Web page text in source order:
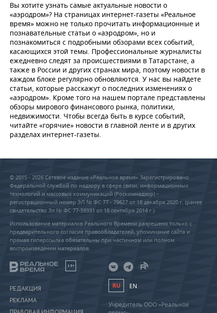
Вы хотите узнать самые актуальные новости о
«аэродром»? На страницах интернет-газеты «Реальное
время» можно не только прочитать информационные и
познавательные статьи о «аэродром», но и
познакомиться с подробными обзорами всех событий,
касающихся этой темы. Профессиональные журналисты
ежедневно следят за происшествиями в Татарстане, а
также в России и других странах мира, поэтому новости в
каждом блоке регулярно обновляются. У нас вы найдете
статьи, которые расскажут о последних изменениях о
«аэродром». Кроме того на нашем портале представлены
обзоры мирового финансового рынка, политики,
недвижимости. Чтобы всегда быть в курсе событий,
читайте «горячие» новости в главной ленте и в других
разделах интернет-газеты.
© 2015 - 2026 Сетевое издание «Реальное время» Зарегистрировано
Федеральной службой по надзору в сфере связи, информационных
технологий и массовых коммуникаций (Роскомнадзор) –
регистрационный номер ЭЛ № ФС 77 - 79627 от 18 декабря 2020 г. (ранее
свидетельство Эл № ФС 77-59331 от 18 сентября 2014 г.)
Использование материалов Реального Времени разрешено только с
предварительного согласия правообладателей, упоминание сайта и
прямая гиперссылка обязательны при частичном или полном
воспроизведении материалов.
18+
РЕДАКЦИЯ
РЕКЛАМА
RU EN
Учредитель ООО «Реальное